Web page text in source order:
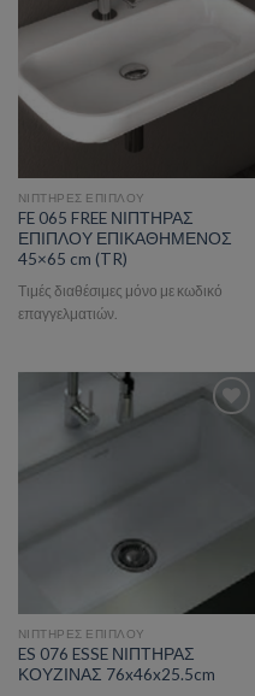
Add to wishlist
ΝΙΠΤΗΡΕΣ ΕΠΙΠΛΟΥ
FE 065 FREE ΝΙΠΤΗΡΑΣ
ΕΠΙΠΛΟΥ ΕΠΙΚΑΘΗΜΕΝΟΣ
45×65 cm (TR)
Τιμές διαθέσιμες μόνο με κωδικό
επαγγελματιών.
ΝΙΠΤΗΡΕΣ ΕΠΙΠΛΟΥ
ES 076 ESSE ΝΙΠΤΗΡΑΣ
ΚΟΥΖΙΝΑΣ 76x46x25.5cm